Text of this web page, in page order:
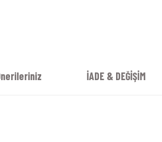
İADE & DEĞİŞİM